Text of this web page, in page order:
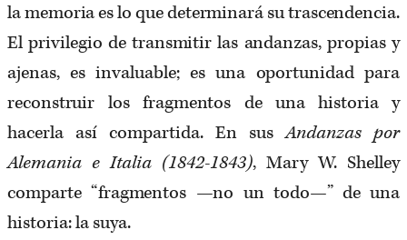
la memoria es lo que determinará su trascendencia.
El privilegio de transmitir las andanzas, propias y
ajenas, es invaluable; es una oportunidad para
reconstruir los fragmentos de una historia y
hacerla así compartida. En susAndanzas por
Alemania e Italia (1842-1843), Mary W. Shelley
comparte “fragmentos —no un todo—” de una
historia: la suya.